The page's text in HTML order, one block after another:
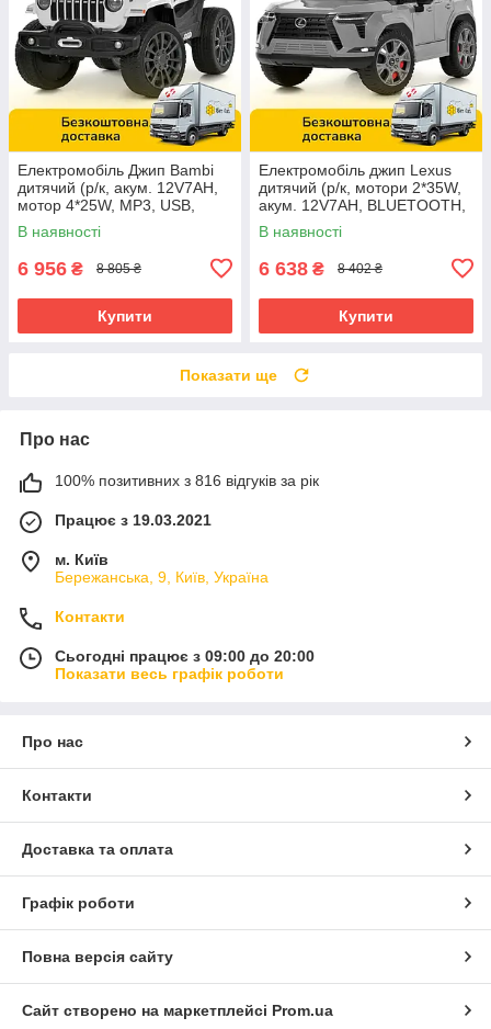
Електромобіль Джип Bambi
дитячий (р/к, акум. 12V7AH,
мотор 4*25W, MP3, USB,
BLUETOOTH) M 6357EBLR-1
Білий
В наявності
6 956 ₴ 8 805 ₴
Купити
Електромобіль джип Lexus
дитячий (р/к, мотори 2*35W,
акум. 12V7AH, BLUETOOTH,
MP3, USB) Bambi M
6410EBLR-11 Сірий
В наявності
6 638 ₴ 8 402 ₴
Купити
Показати ще
Про нас
100% позитивних з 816 відгуків за рік
Працює з 19.03.2021
м. Київ
Бережанська, 9, Київ, Україна
Контакти
Сьогодні працює з 09:00 до 20:00
Показати весь графік роботи
Про нас
Контакти
Доставка та оплата
Графік роботи
Повна версія сайту
Сайт створено на маркетплейсі Prom.ua